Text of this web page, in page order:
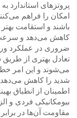
پروتزهای استاندارد
امکان را فراهم
باشند و استقامت
کاهش می‌دهد و سرعت
ضروری در عملکرد
تعادل بهتری از
می‌شوند و این امر
شدید را کاهش
اطمینان از انطباق
بیومکانیکی فردی و
مقاومت آن‌ها در